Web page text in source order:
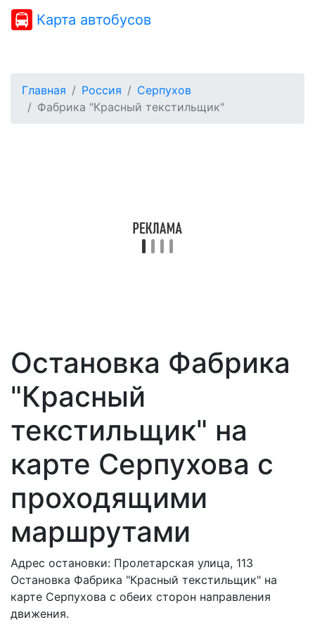
Карта автобусов
Главная Россия
Серпухов
Фабрика "Красный текстильщик"
Остановка Фабрика
"Красный
текстильщик" на
карте Серпухова с
проходящими
маршрутами
Адрес остановки: Пролетарская улица, 113
Остановка Фабрика "Красный текстильщик" на
карте Серпухова с обеих сторон направления
движения.